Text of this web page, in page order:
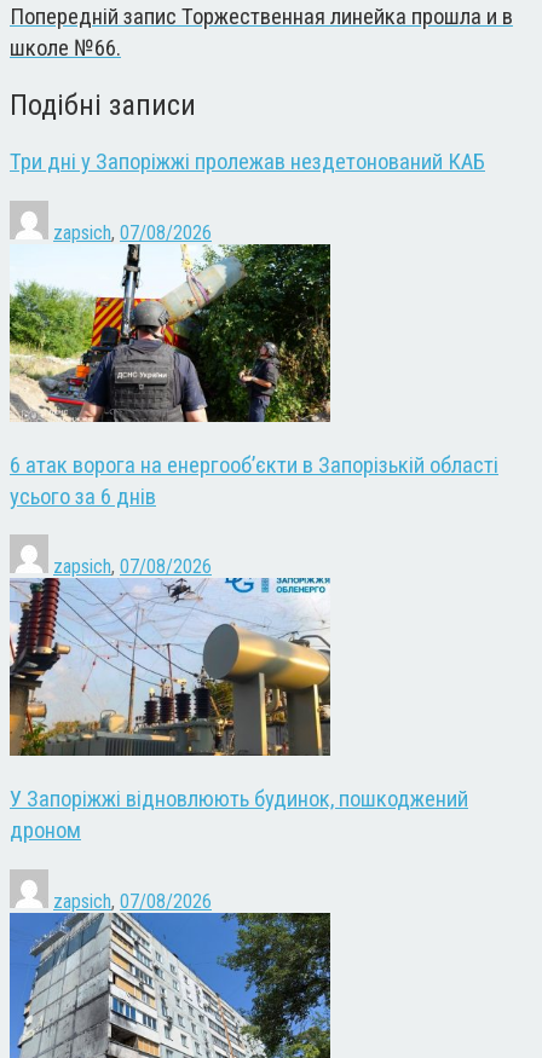
Попередній запис Торжественная линейка прошла и в
школе №66.
Подібні записи
Три дні у Запоріжжі пролежав нездетонований КАБ
zapsich, 07/08/2026
6 атак ворога на енергооб’єкти в Запорізькій області
усього за 6 днів
zapsich, 07/08/2026
У Запоріжжі відновлюють будинок, пошкоджений
дроном
zapsich, 07/08/2026